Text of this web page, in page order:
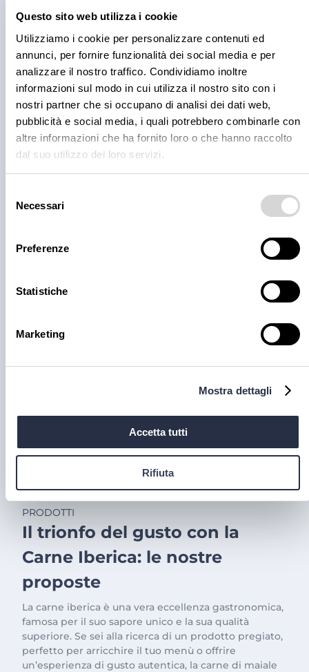
Questo sito web utilizza i cookie
Utilizziamo i cookie per personalizzare contenuti ed
annunci, per fornire funzionalità dei social media e per
analizzare il nostro traffico. Condividiamo inoltre
informazioni sul modo in cui utilizza il nostro sito con i
nostri partner che si occupano di analisi dei dati web,
pubblicità e social media, i quali potrebbero combinarle con
altre informazioni che ha fornito loro o che hanno raccolto
dal suo utilizzo dei loro servizi.
delNecessari
Preferenze
Statistiche
Marketing
Mostra dettagli
Accetta tutti
Rifiuta
PRODOTTI
responsabilità e amore per il
territorio
dell'Alto Adige grazie all'altissima qualità delle uve e
30 lug 2026
PRODOTTI
Il trionfo del gusto con la
Carne Iberica: le nostre
proposte
La carne iberica è una vera eccellenza gastronomica,
famosa per il suo sapore unico e la sua qualità
superiore. Se sei alla ricerca di un prodotto pregiato,
perfetto per arricchire il tuo menù o offrire
un’esperienza di gusto autentica, la carne di maiale